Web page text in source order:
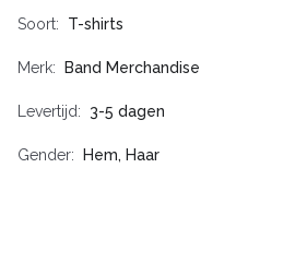
Soort T-shirts
Merk Band Merchandise
Levertijd 3-5 dagen
Gender Hem, Haar